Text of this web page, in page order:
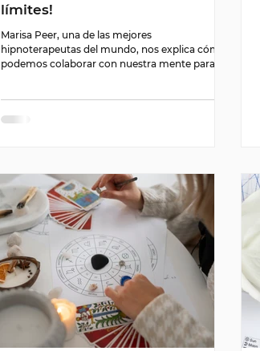
límites!
Marisa Peer, una de las mejores
hipnoterapeutas del mundo, nos explica cómo
podemos colaborar con nuestra mente para